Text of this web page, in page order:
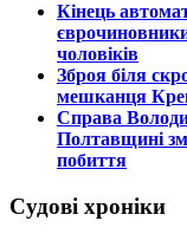
​Кінець
чоловіків
​Зброя біля
мешканця
​Справа
Полтавщині
побиття
Судові хроніки